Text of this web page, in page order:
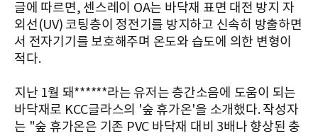
글에 따르면, 센스레이 OA는 바닥재 표면 대전 방지 자
외선(UV) 코팅층이 정전기를 방지하고 신속히 방출하면
서 전자기기를 보호해주며 온도와 습도에 의한 변형이
적다.
지난 1월 돼******라는 유저는 층간소음에 도움이 되는
바닥재로 KCC글라스의 '숲 휴가온'을 소개했다. 작성자
는 "숲 휴가온은 기존 PVC 바닥재 대비 3배나 향상된 충